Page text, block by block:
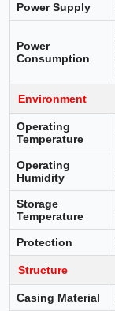
Power Supply
Power
Consumption
Environment
Operating
Temperature
Operating
Humidity
Storage
Temperature
Protection
Structure
Casing Material